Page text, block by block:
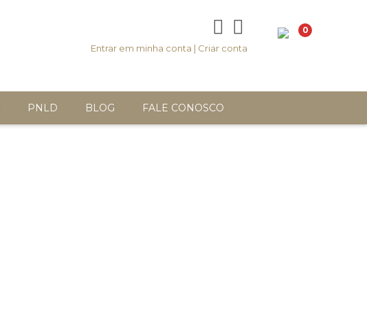
Entrar em minha conta | Criar conta
0
PNLD BLOG FALE CONOSCO